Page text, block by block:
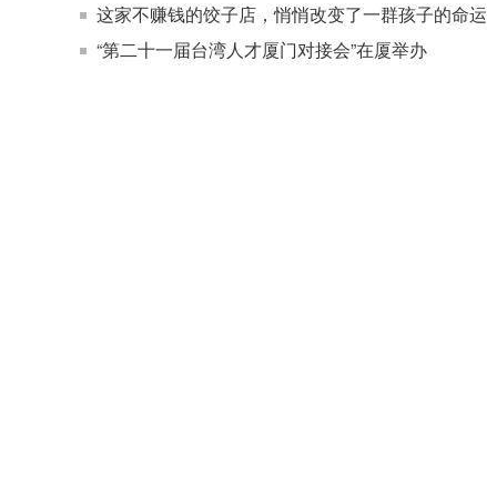
这家不赚钱的饺子店，悄悄改变了一群孩子的命运
“第二十一届台湾人才厦门对接会”在厦举办